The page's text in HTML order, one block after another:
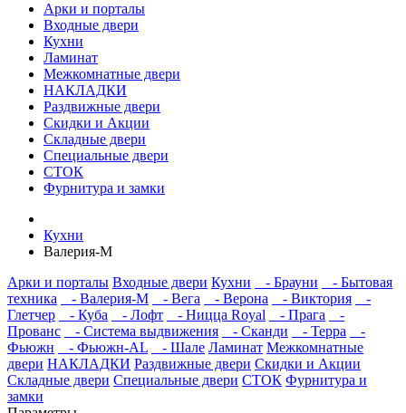
Арки и порталы
Входные двери
Кухни
Ламинат
Межкомнатные двери
НАКЛАДКИ
Раздвижные двери
Скидки и Акции
Складные двери
Специальные двери
СТОК
Фурнитура и замки
Кухни
Валерия-М
Арки и порталы Входные двери Кухни - Брауни
- Бытовая
техника
- Валерия-М - Вега - Верона - Виктория
-
Глетчер
- Куба - Лофт - Ницца Royal - Прага
-
Прованс
- Система выдвижения - Сканди - Терра
-
Фьюжн
- Фьюжн-AL - Шале Ламинат Межкомнатные
двери НАКЛАДКИ Раздвижные двери Скидки и Акции
Складные двери Специальные двери СТОК Фурнитура и
замки